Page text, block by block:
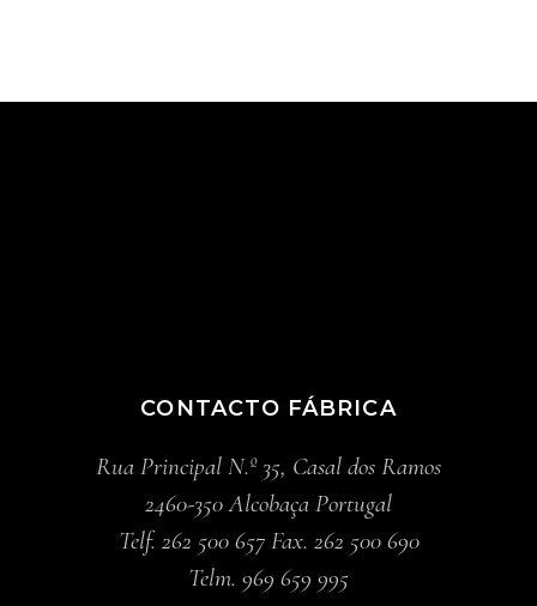
CONTACTO FÁBRICA
Rua Principal N.º 35, Casal dos Ramos
2460-350 Alcobaça Portugal
Telf. 262 500 657 Fax. 262 500 690
Telm. 969 659 995